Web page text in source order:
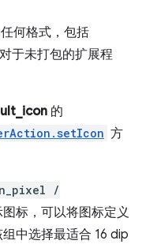
何格式，包括
于未打包的扩展程
的
方
/
标，可以将图标定义
中选择最适合 16 dip